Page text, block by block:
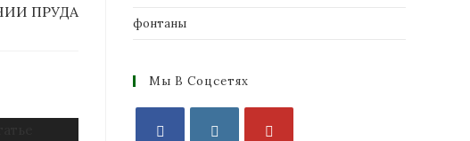
ПРУДА
фонтаны
Мы В Соцсетях